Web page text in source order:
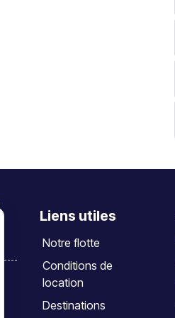
Liens utiles
Notre flotte
Conditions de
location
Destinations